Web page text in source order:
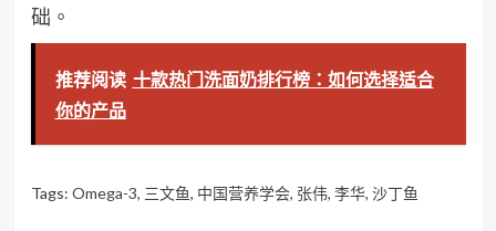
础。
推荐阅读 十款热门洗面奶排行榜：如何选择适合
你的产品
Tags: Omega-3, 三文鱼, 中国营养学会, 张伟, 李华, 沙丁鱼